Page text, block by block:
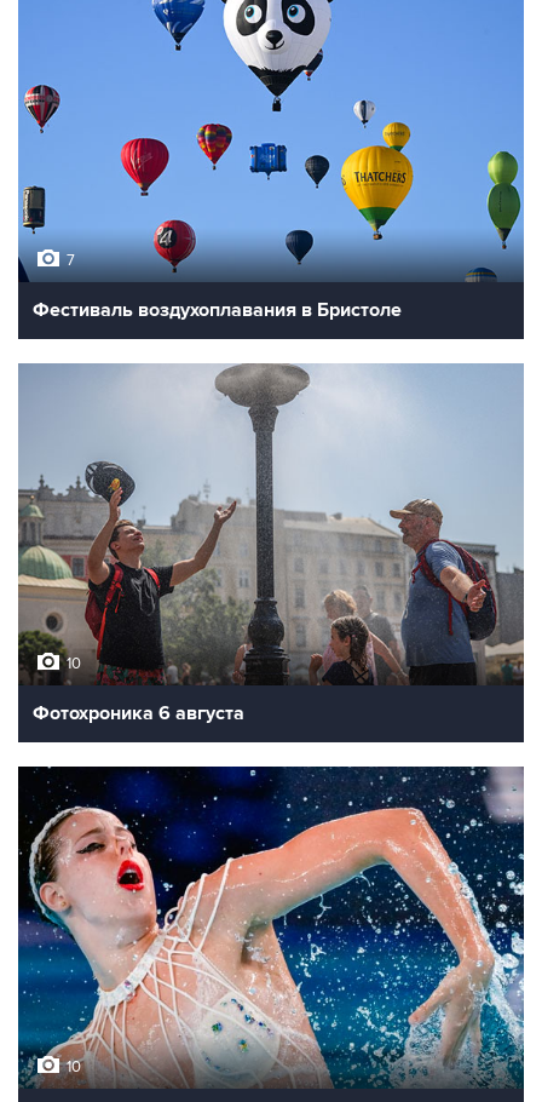
7
Фестиваль воздухоплавания в Бристоле
10
Фотохроника 6 августа
10